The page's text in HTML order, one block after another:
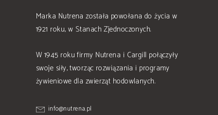
Marka Nutrena została powołana do życia w
1921 roku, w Stanach Zjednoczonych.
W 1945 roku firmy Nutrena i Cargill połączyły
swoje siły, tworząc rozwiązania i programy
żywieniowe dla zwierząt hodowlanych.
info@nutrena.pl